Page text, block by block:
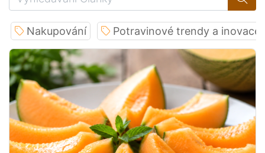
Nakupování Potravinové trendy a inovace